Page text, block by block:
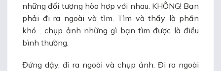
những đối tượng hòa hợp với nhau. KHÔNG! Bạn
phải đi ra ngoài và tìm. Tìm và thấy là phần
khó… chụp ảnh những gì bạn tìm được là điều
bình thường.
Đứng dậy, đi ra ngoài và chụp ảnh. Đi ra ngoài